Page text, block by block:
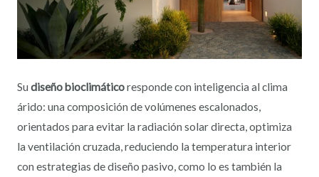
Su diseño bioclimáticoresponde con inteligencia al clima
árido: una composición de volúmenes escalonados,
orientados para evitar la radiación solar directa, optimiza
la ventilación cruzada, reduciendo la temperatura interior
con estrategias de diseño pasivo, como lo es también la